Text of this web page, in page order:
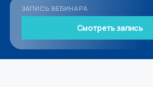
ЗАПИСЬ ВЕБИНАРА
Смотреть запись